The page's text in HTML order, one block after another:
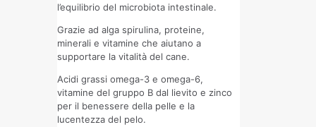
l’equilibrio del microbiota intestinale.
Grazie ad alga spirulina, proteine,
minerali e vitamine che aiutano a
supportare la vitalità del cane.
Acidi grassi omega-3 e omega-6,
vitamine del gruppo B dal lievito e zinco
per il benessere della pelle e la
lucentezza del pelo.